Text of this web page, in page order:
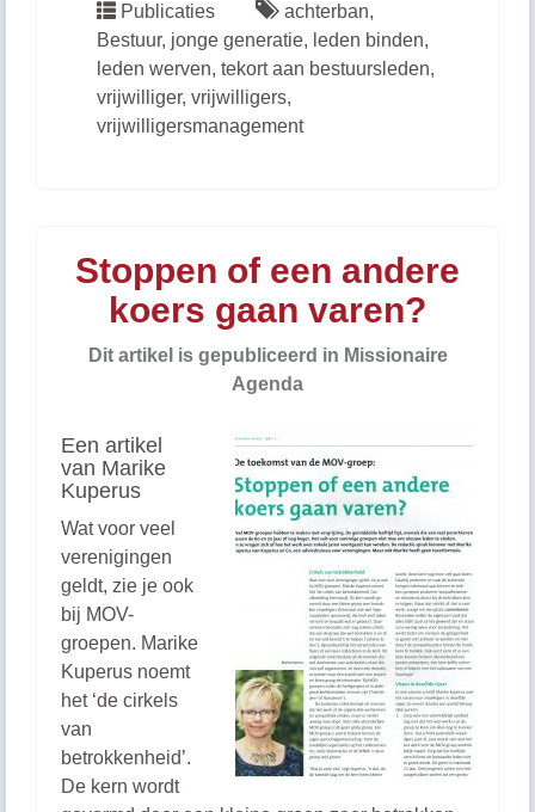
Publicaties achterban,
Bestuur, jonge generatie, leden binden,
leden werven, tekort aan bestuursleden,
vrijwilliger, vrijwilligers,
vrijwilligersmanagement
Stoppen of een andere
koers gaan varen?
Dit artikel is gepubliceerd in Missionaire
Agenda
Een artikel
van Marike
Kuperus
Wat voor veel
verenigingen
geldt, zie je ook
bij MOV-
groepen. Marike
Kuperus noemt
het ‘de cirkels
van
betrokkenheid’.
De kern wordt